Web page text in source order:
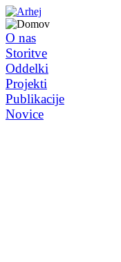
O nas
Storitve
Oddelki
Projekti
Publikacije
Novice